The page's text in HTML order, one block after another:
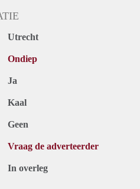
Utrecht
Ondiep
Ja
Kaal
Geen
Vraag de adverteerder
In overleg